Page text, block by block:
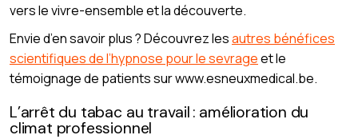
vers le vivre-ensemble et la découverte.
Envie d’en savoir plus ? Découvrez lesautres bénéfices
scientifiques de l’hypnose pour le sevrageet le
témoignage de patients sur www.esneuxmedical.be.
L’arrêt du tabac au travail : amélioration du
climat professionnel